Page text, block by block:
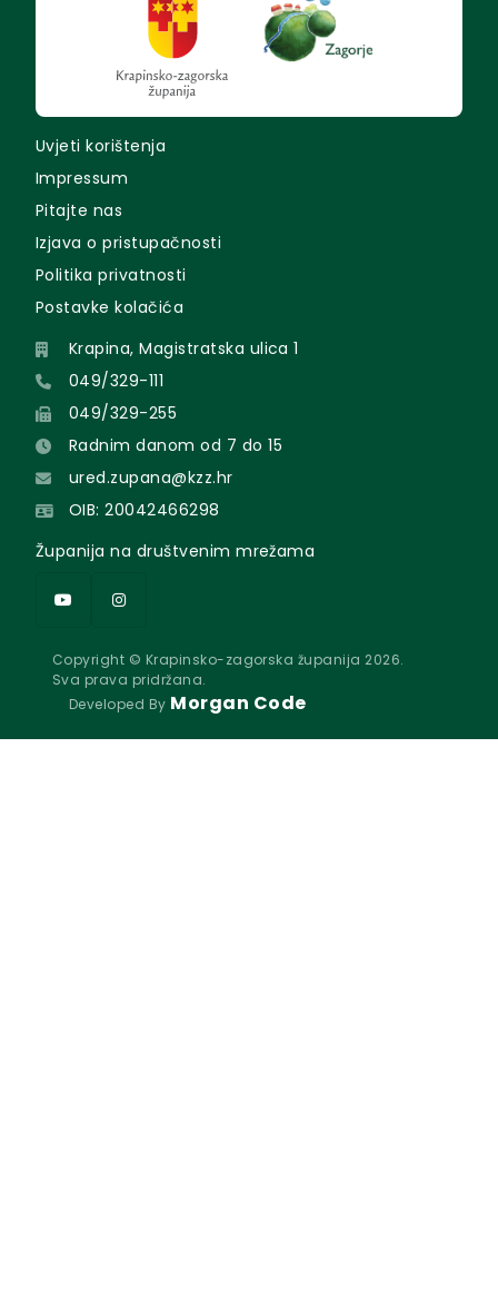
Uvjeti korištenja
Impressum
Pitajte nas
Izjava o pristupačnosti
Politika privatnosti
Postavke kolačića
Krapina, Magistratska ulica 1
049/329-111
049/329-255
Radnim danom od 7 do 15
ured.zupana@kzz.hr
OIB: 20042466298
Županija na društvenim mrežama
Copyright © Krapinsko-zagorska županija 2026.
Sva prava pridržana.
Developed By Morgan Code